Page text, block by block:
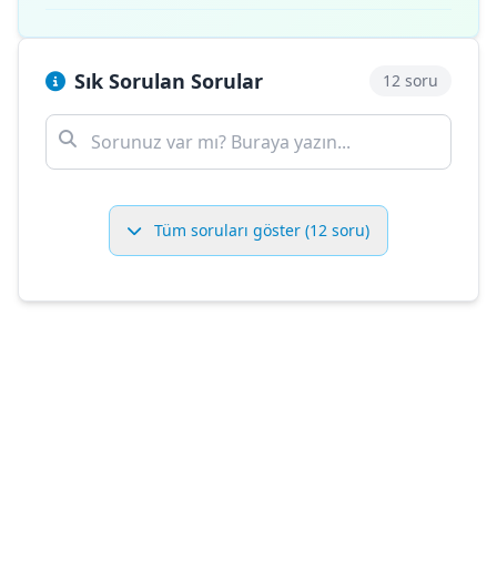
Sık Sorulan Sorular 12 soru
Tüm soruları göster (12 soru)